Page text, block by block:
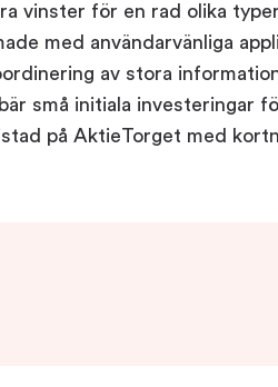
vinster för en rad olika
med användarvänliga
av stora
små initiala investeringar
på AktieTorget med